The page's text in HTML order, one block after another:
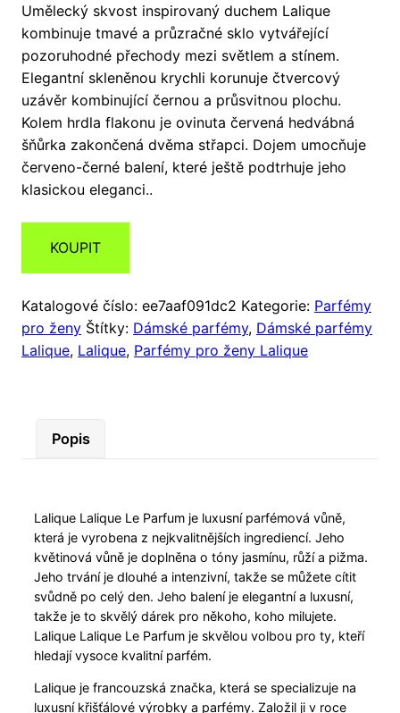
Umělecký skvost inspirovaný duchem Lalique
kombinuje tmavé a průzračné sklo vytvářející
pozoruhodné přechody mezi světlem a stínem.
Elegantní skleněnou krychli korunuje čtvercový
uzávěr kombinující černou a průsvitnou plochu.
Kolem hrdla flakonu je ovinuta červená hedvábná
šňůrka zakončená dvěma střapci. Dojem umocňuje
červeno-černé balení, které ještě podtrhuje jeho
klasickou eleganci..
KOUPIT
Katalogové číslo: ee7aaf091dc2 Kategorie: Parfémy
pro ženy Štítky: Dámské parfémy, Dámské parfémy
Lalique, Lalique, Parfémy pro ženy Lalique
Popis
Lalique Lalique Le Parfum je luxusní parfémová vůně,
která je vyrobena z nejkvalitnějších ingrediencí. Jeho
květinová vůně je doplněna o tóny jasmínu, růží a pižma.
Jeho trvání je dlouhé a intenzivní, takže se můžete cítit
svůdně po celý den. Jeho balení je elegantní a luxusní,
takže je to skvělý dárek pro někoho, koho milujete.
Lalique Lalique Le Parfum je skvělou volbou pro ty, kteří
hledají vysoce kvalitní parfém.
Lalique je francouzská značka, která se specializuje na
luxusní křišťálové výrobky a parfémy. Založil ji v roce